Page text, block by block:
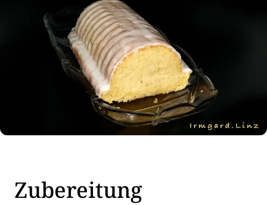
Zubereitung